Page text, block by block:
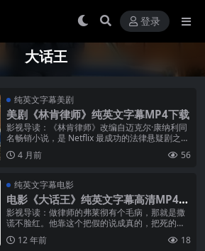
登录
大话王
纯英文字幕美剧
美剧《林肯律师》纯英文字幕MP4下载
影视导读：《林肯律师》改编自迈克尔·康纳利同
名畅销小说，是 Netflix 最成功的法律悬疑剧之
一。曼努埃尔·加西亚-鲁尔福饰演米奇·哈勒——
一个开着林肯汽车在...
4 月前 56
纯英文字幕电影
电影《大话王》纯英文字幕高清MP4下
载
影视导读：做律师的弗莱彻有个毛病，那就是撒
谎不脸红。他靠这个把假的说成真的，把死的说
成 活的的本事，竟一再帮客户把官司打赢，当
然，他个人的收入也随之水涨船高。可...
12 年前 18